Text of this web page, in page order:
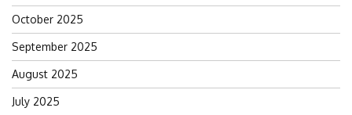
October 2025
September 2025
August 2025
July 2025